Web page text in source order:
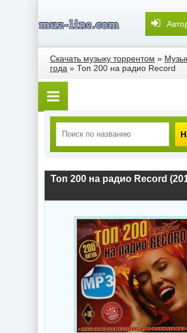
Скачать музыку торрентом »
года » Топ 200 на радио Record